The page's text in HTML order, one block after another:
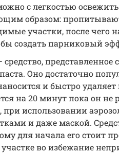
с легкостью
образом:
участки, после чего
создать парниковый
средство, представленное
Оно достаточно
и быстро
на 20 минут пока он не
при использовании
и даже маской.
для начала его стоит
во избежание